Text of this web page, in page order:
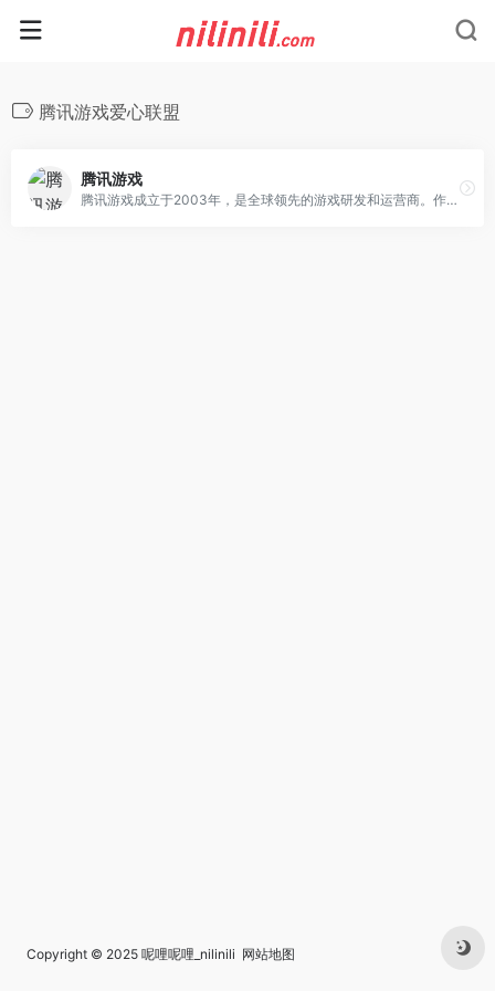
腾讯游戏爱心联盟
腾讯游戏
腾讯游戏成立于2003年，是全球领先的游戏研发和运营商。作为“超级数字场景”理念的倡导者和实践者，腾讯游戏致力于为用户创造高品质数字生活体验，为产业和社会发展创造更多建设性的价值。
Copyright © 2025 呢哩呢哩_nilinili 网站地图